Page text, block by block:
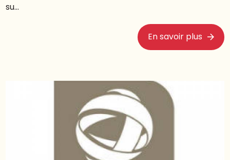
su...
En savoir plus